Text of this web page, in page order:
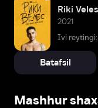
Riki
2021
Ivi reytingi:
Batafsil
Mashhur